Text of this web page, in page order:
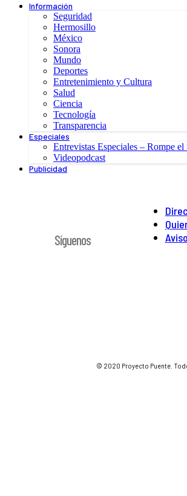
Información
Seguridad
Hermosillo
México
Sonora
Mundo
Deportes
Entretenimiento y Cultura
Salud
Ciencia
Tecnología
Transparencia
Especiales
Entrevistas Especiales – Rompe
Videopodcast
Publicidad
Síguenos
© 2020 Proyecto Puente.